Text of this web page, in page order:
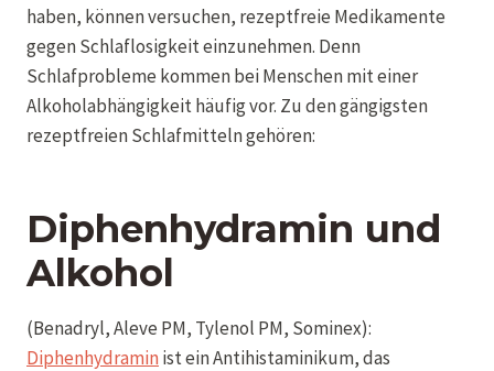
haben, können versuchen, rezeptfreie Medikamente
gegen Schlaflosigkeit einzunehmen. Denn
Schlafprobleme kommen bei Menschen mit einer
Alkoholabhängigkeit häufig vor. Zu den gängigsten
rezeptfreien Schlafmitteln gehören:
Diphenhydramin und
Alkohol
(Benadryl, Aleve PM, Tylenol PM, Sominex):
Diphenhydraminist ein Antihistaminikum, das